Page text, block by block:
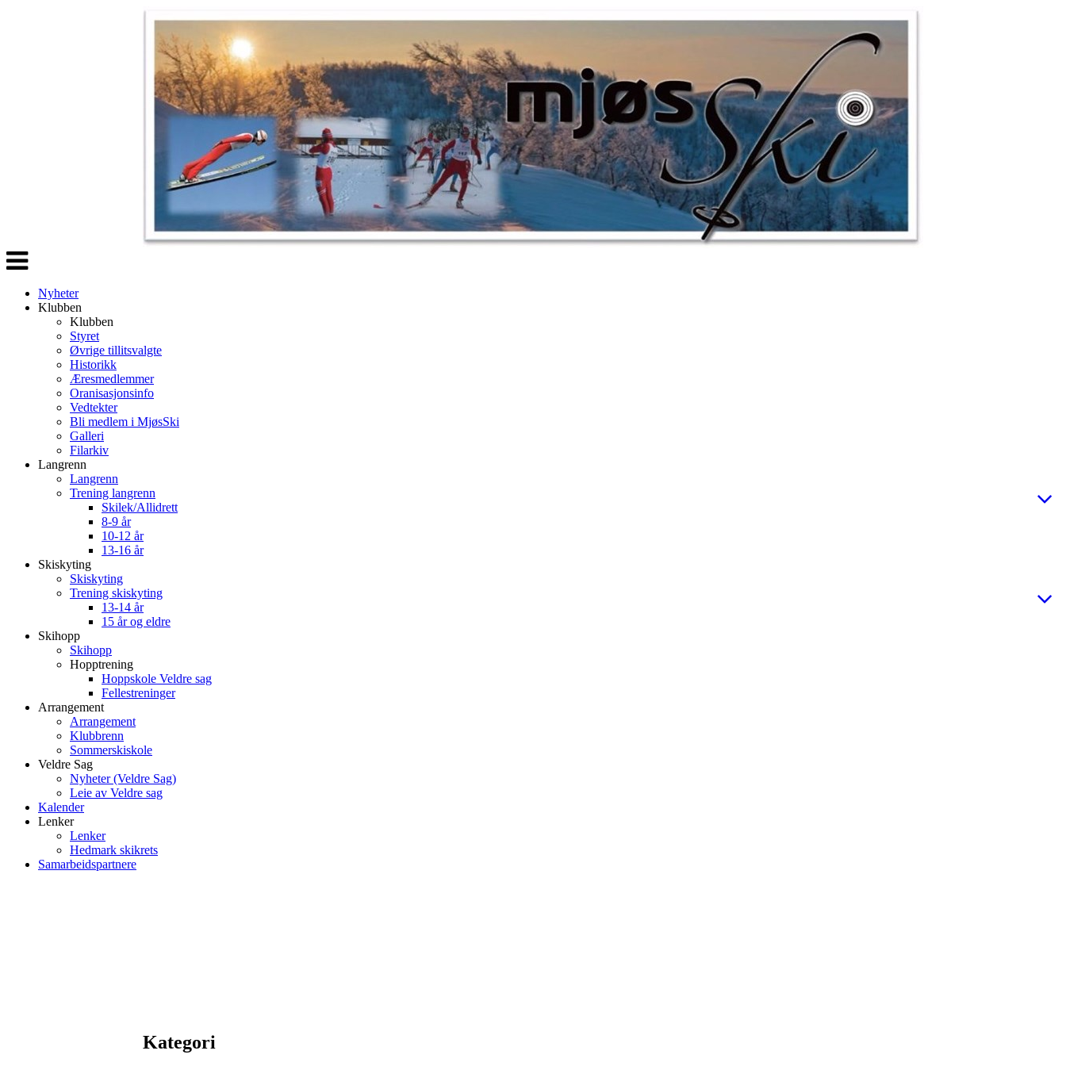
Veksle
navigasjon
Nyheter
Klubben
Klubben
Styret
Øvrige tillitsvalgte
Historikk
Æresmedlemmer
Oranisasjonsinfo
Vedtekter
Bli medlem i MjøsSki
Galleri
Filarkiv
Langrenn
Langrenn
Trening langrenn
Skilek/Allidrett
8-9 år
10-12 år
13-16 år
Skiskyting
Skiskyting
Trening skiskyting
13-14 år
15 år og eldre
Skihopp
Skihopp
Hopptrening
Hoppskole Veldre sag
Fellestreninger
Arrangement
Arrangement
Klubbrenn
Sommerskiskole
Veldre Sag
Nyheter (Veldre Sag)
Leie av Veldre sag
Kalender
Lenker
Lenker
Hedmark skikrets
Samarbeidspartnere
Kategori